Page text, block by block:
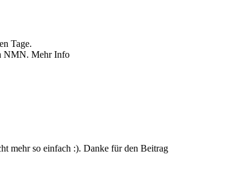
Tage.
NMN. Mehr Info
mehr so einfach :). Danke für den Beitrag